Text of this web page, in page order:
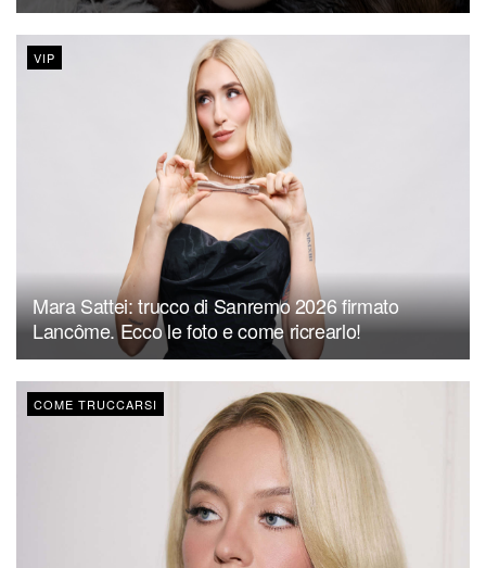
VIP
Mara Sattei: trucco di Sanremo 2026 firmato
Lancôme. Ecco le foto e come ricrearlo!
COME TRUCCARSI